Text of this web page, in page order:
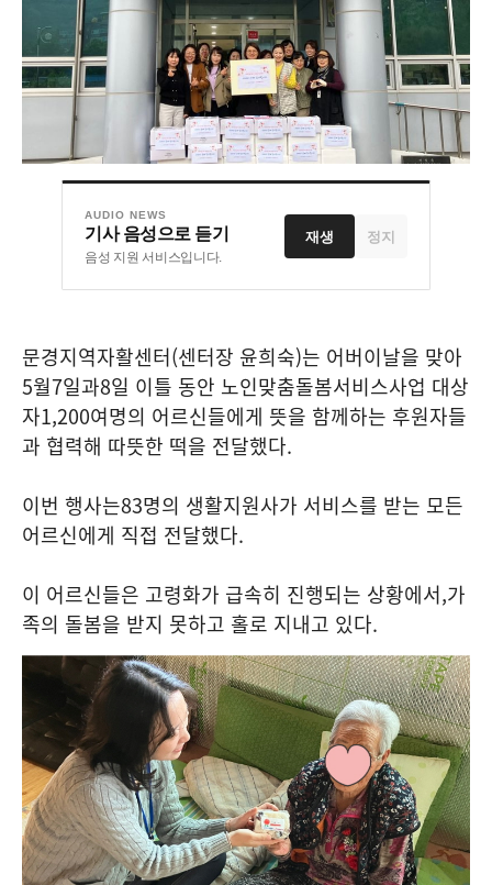
AUDIO NEWS
기사 음성으로 듣기
음성 지원 서비스입니다.
재생 정지
문경지역자활센터(센터장 윤희숙)는 어버이날을 맞아
5월7일과8일 이틀 동안 노인맞춤돌봄서비스사업 대상
자1,200여명의 어르신들에게 뜻을 함께하는 후원자들
과 협력해 따뜻한 떡을 전달했다.
이번 행사는83명의 생활지원사가 서비스를 받는 모든
어르신에게 직접 전달했다.
이 어르신들은 고령화가 급속히 진행되는 상황에서,가
족의 돌봄을 받지 못하고 홀로 지내고 있다.